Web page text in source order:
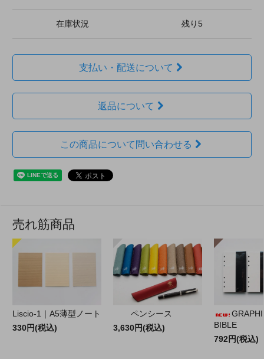
在庫状況 残り5
支払い・配送について
返品について
この商品について問い合わせる
売れ筋商品
Liscio-1｜A5薄型ノート
330円(税込)
ペンシース
3,630円(税込)
BIBLE
792円(税込)